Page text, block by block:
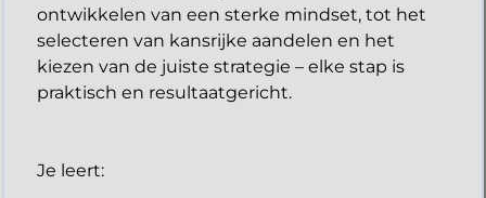
ontwikkelen van een sterke mindset, tot het
selecteren van kansrijke aandelen en het
kiezen van de juiste strategie – elke stap is
praktisch en resultaatgericht.
​Je leert: